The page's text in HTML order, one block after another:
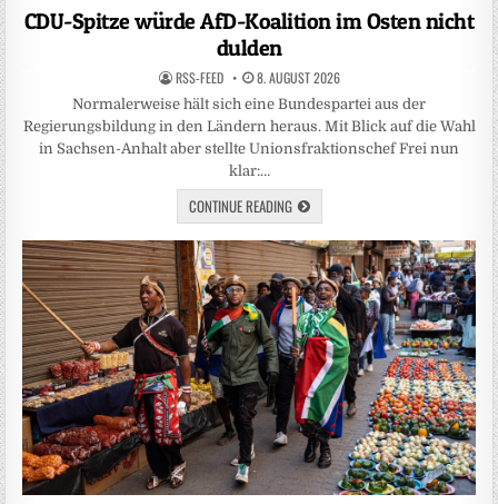
in
CDU-Spitze würde AfD-Koalition im Osten nicht
dulden
RSS-FEED 8. AUGUST 2026
Normalerweise hält sich eine Bundespartei aus der
Regierungsbildung in den Ländern heraus. Mit Blick auf die Wahl
in Sachsen-Anhalt aber stellte Unionsfraktionschef Frei nun
klar:…
CONTINUE READING